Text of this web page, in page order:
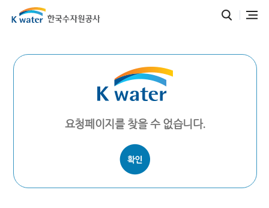
요청페이지를 찾을 수 없습니다.